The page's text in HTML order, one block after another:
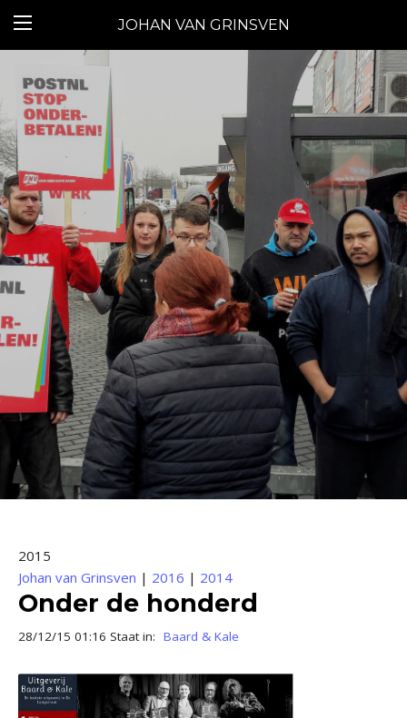
JOHAN VAN GRINSVEN
2015
Johan van Grinsven | 2016 | 2014
Onder de honderd
28/12/15 01:16 Staat in: Baard & Kale